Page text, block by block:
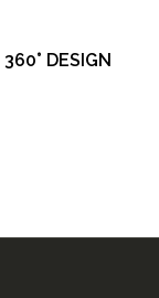
DESIGN